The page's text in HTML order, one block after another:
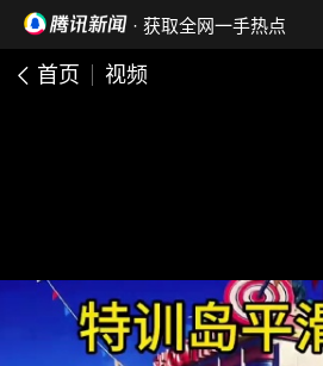
· 获取全网一手热点
首页 视频